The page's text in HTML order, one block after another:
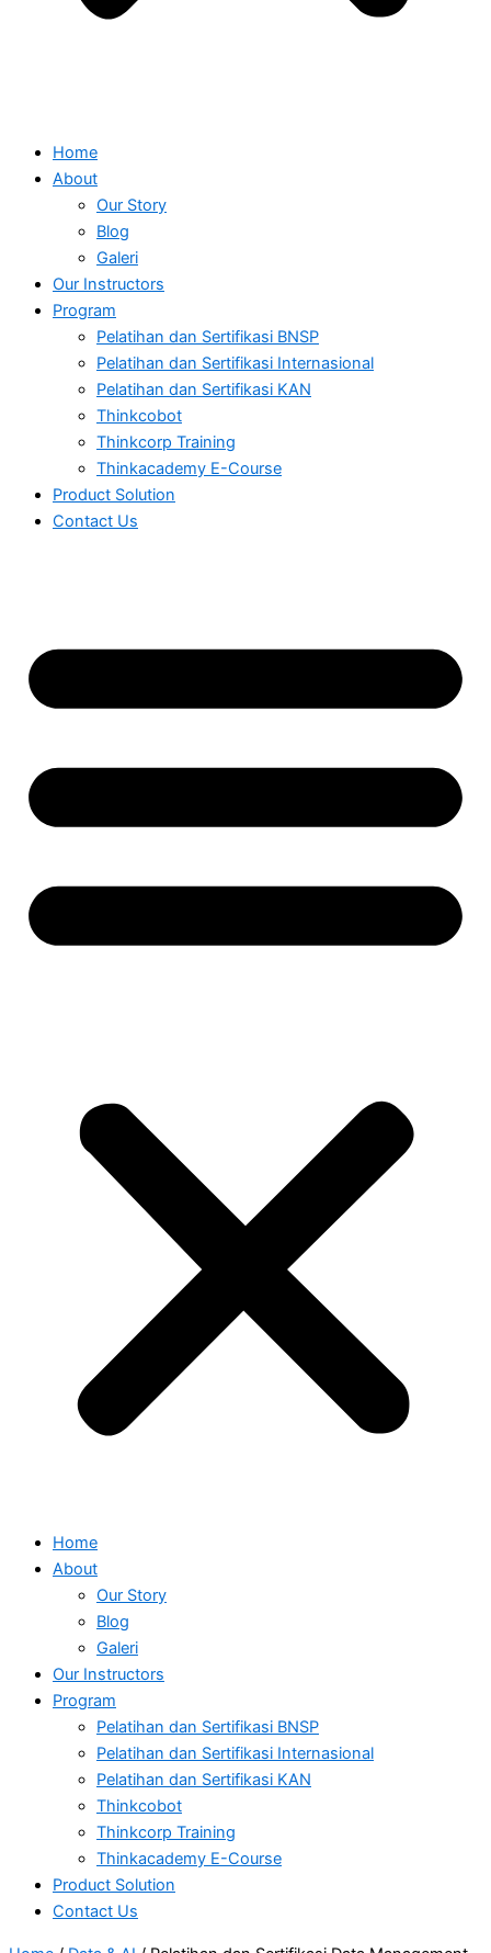
Home
About
Our Story
Blog
Galeri
Our Instructors
Program
Pelatihan dan Sertifikasi BNSP
Pelatihan dan Sertifikasi Internasional
Pelatihan dan Sertifikasi KAN
Thinkcobot
Thinkcorp Training
Thinkacademy E-Course
Product Solution
Contact Us
Home
About
Our Story
Blog
Galeri
Our Instructors
Program
Pelatihan dan Sertifikasi BNSP
Pelatihan dan Sertifikasi Internasional
Pelatihan dan Sertifikasi KAN
Thinkcobot
Thinkcorp Training
Thinkacademy E-Course
Product Solution
Contact Us